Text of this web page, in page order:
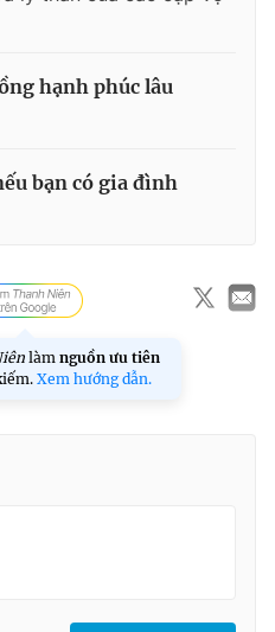
hạnh phúc lâu
bạn có gia đình
làm nguồn ưu tiên
Xem hướng dẫn.